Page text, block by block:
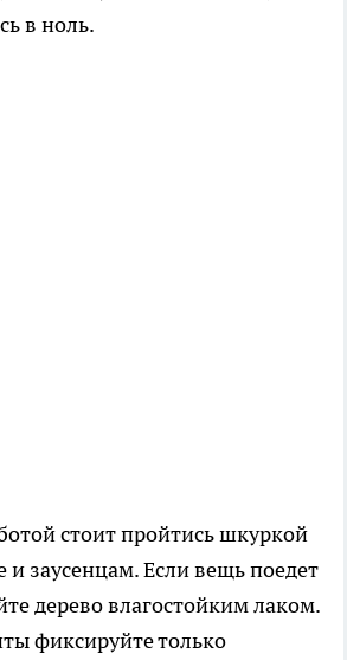
в ноль.
стоит пройтись шкуркой
и заусенцам. Если вещь поедет
дерево влагостойким лаком.
фиксируйте только